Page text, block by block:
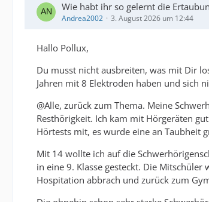
Wie habt ihr so gelernt die
Andrea2002 3. August 2026 um 12:44
Hallo Pollux,
Du musst nicht ausbreiten, was mit Dir
Jahren mit 8 Elektroden haben und sich
@Alle, zurück zum Thema. Meine
Resthörigkeit. Ich kam mit Hörgeräten
Hörtests mit, es wurde eine an Taubheit
Mit 14 wollte ich auf die
in eine 9. Klasse gesteckt. Die
Hospitation abbrach und zurück zum